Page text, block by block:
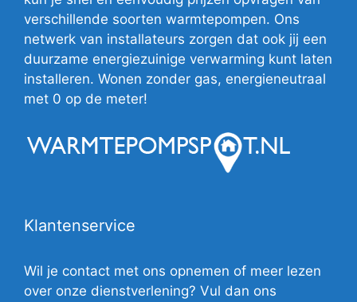
verschillende soorten warmtepompen. Ons
netwerk van installateurs zorgen dat ook jij een
duurzame energiezuinige verwarming kunt laten
installeren. Wonen zonder gas, energieneutraal
met 0 op de meter!
Klantenservice
Wil je contact met ons opnemen of meer lezen
over onze dienstverlening? Vul dan ons